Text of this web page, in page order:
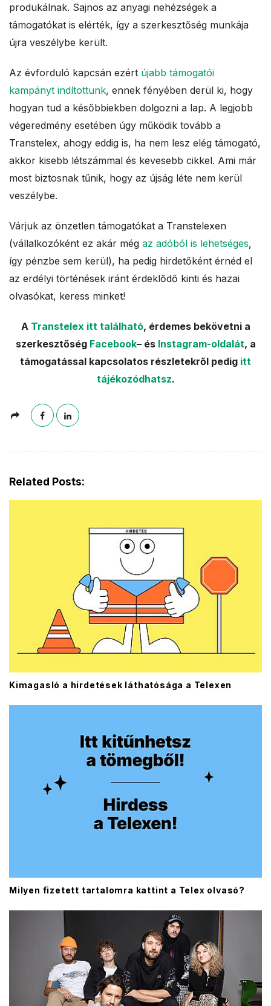
produkálnak. Sajnos az anyagi nehézségek a
támogatókat is elérték, így a szerkesztőség munkája
újra veszélybe került.
Az évforduló kapcsán ezért újabb támogatói
kampányt indítottunk, ennek fényében derül ki, hogy
hogyan tud a későbbiekben dolgozni a lap. A legjobb
végeredmény esetében úgy működik tovább a
Transtelex, ahogy eddig is, ha nem lesz elég támogató,
akkor kisebb létszámmal és kevesebb cikkel. Ami már
most biztosnak tűnik, hogy az újság léte nem kerül
veszélybe.
Várjuk az önzetlen támogatókat a Transtelexen
(vállalkozóként ez akár még az adóból is lehetséges,
így pénzbe sem kerül), ha pedig hirdetőként érnéd el
az erdélyi történések iránt érdeklődő kinti és hazai
olvasókat, keress minket!
A Transtelex itt található, érdemes bekövetni a
szerkesztőség Facebook– és Instagram-oldalát, a
támogatással kapcsolatos részletekről pedig itt
tájékozódhatsz.
Related Posts:
Kimagasló a hirdetések láthatósága a Telexen
Milyen fizetett tartalomra kattint a Telex olvasó?